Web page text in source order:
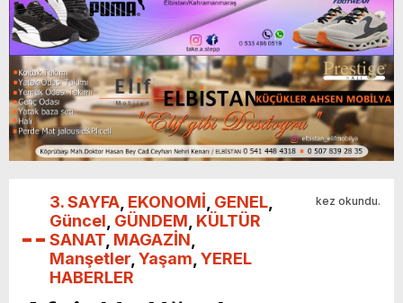
3. SAYFA EKONOMİ GENEL
Güncel GÜNDEM KÜLTÜR
SANAT MAGAZİN
Manşetler Yaşam YEREL
HABERLER
kez okundu.